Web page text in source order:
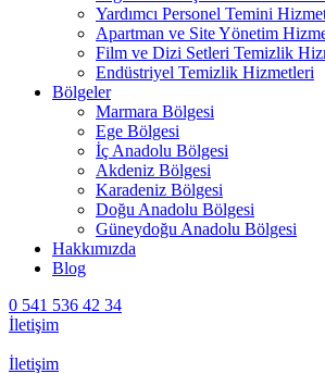
Yardımcı Personel Temini
Apartman ve Site Yönetim
Film ve Dizi Setleri Temizlik
Endüstriyel Temizlik Hizmetleri
Bölgeler
Marmara Bölgesi
Ege Bölgesi
İç Anadolu Bölgesi
Akdeniz Bölgesi
Karadeniz Bölgesi
Doğu Anadolu Bölgesi
Güneydoğu Anadolu Bölgesi
Hakkımızda
Blog
0 541 536 42 34
İletişim
İletişim